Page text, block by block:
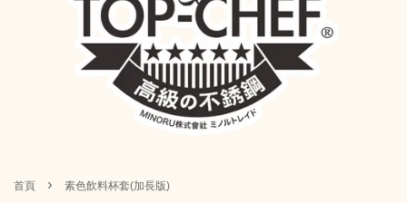
首頁 › 素色飲料杯套(加長版)